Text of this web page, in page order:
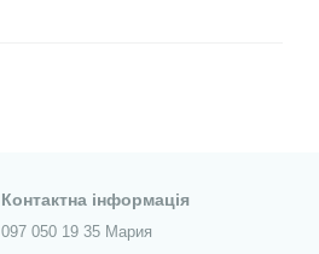
Контактна інформація
097 050 19 35 Мария